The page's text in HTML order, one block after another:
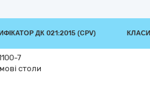
ДК 021:2015 (CPV)
7
столи